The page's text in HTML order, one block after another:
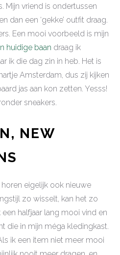
Mijn vriend is ondertussen
dan een ‘gekke’ outfit draag.
Een mooi voorbeeld is mijn
huidige baan draag ik
ik die dag zin in heb. Het is
Amsterdam, dus zij kijken
jas aan kon zetten. Yesss!
sneakers.
NEW
eigelijk ook nieuwe
zo wisselt, kan het zo
halfjaar lang mooi vind en
die in mijn méga kledingkast.
ik een item niet meer mooi